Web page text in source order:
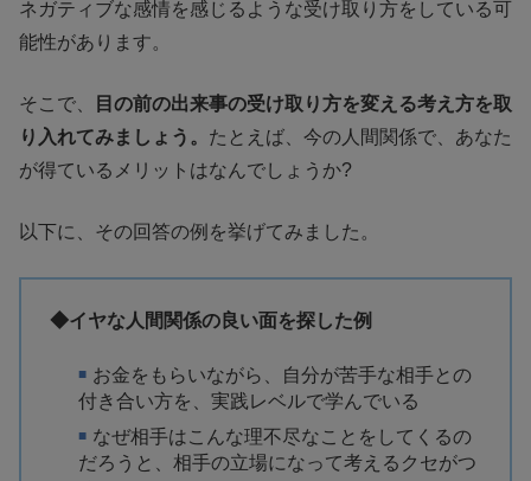
ネガティブな感情を感じるような受け取り方をしている可
能性があります。
そこで、
目の前の出来事の受け取り方を変える考え方を取
り入れてみましょう。 たとえば、今の人間関係で、あなた
が得ているメリットはなんでしょうか?
以下に、その回答の例を挙げてみました。
◆イヤな人間関係の良い面を探した例
お金をもらいながら、自分が苦手な相手との
付き合い方を、実践レベルで学んでいる
なぜ相手はこんな理不尽なことをしてくるの
だろうと、相手の立場になって考えるクセがつ